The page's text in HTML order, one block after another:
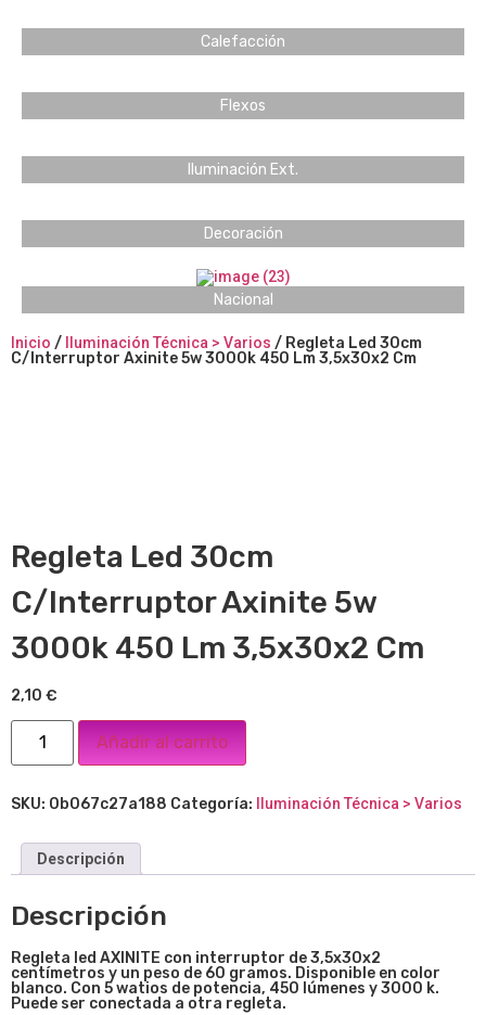
Calefacción
Flexos
Iluminación Ext.
Decoración
Nacional
Inicio / Iluminación Técnica > Varios / Regleta Led 30cm
C/Interruptor Axinite 5w 3000k 450 Lm 3,5x30x2 Cm
Regleta Led 30cm
C/Interruptor Axinite 5w
3000k 450 Lm 3,5x30x2 Cm
2,10 €
Añadir al carrito
SKU: 0b067c27a188 Categoría: Iluminación Técnica > Varios
Descripción
Descripción
Regleta led AXINITE con interruptor de 3,5x30x2
centímetros y un peso de 60 gramos. Disponible en color
blanco. Con 5 watios de potencia, 450 lúmenes y 3000 k.
Puede ser conectada a otra regleta.